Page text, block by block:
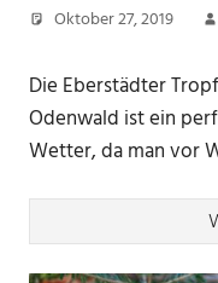
Oktober 27, 2019
Die Eberstädter
Odenwald ist ein
Wetter, da man vor